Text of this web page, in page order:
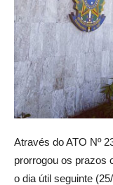
Através do ATO Nº
prorrogou os prazos
o dia útil seguinte